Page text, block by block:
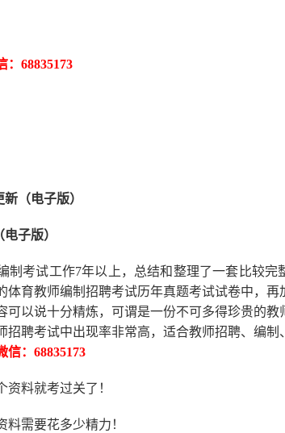
： 68835173
（电子版）
子版）
制考试工作7年以上，总结和整理了一套比较完
体育教师编制招聘考试历年真题考试试卷中， 再
可以说十分精炼，可谓是一份不可多得珍贵的教
招聘考试中出现率非常高，适合教师招聘、编制
信： 68835173
料就考过关了！
需要花多少精力 ！